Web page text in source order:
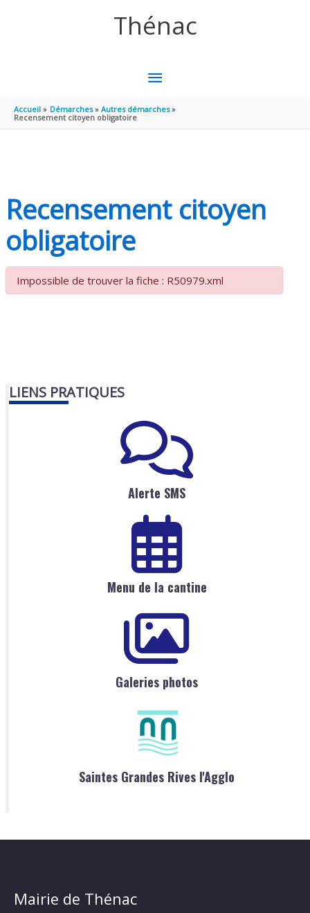
Thénac
MENU
PRINCIPAL
Accueil Démarches
Autres démarches
Recensement citoyen obligatoire
Recensement citoyen
obligatoire
Impossible de trouver la fiche : R50979.xml
LIENS PRATIQUES
Alerte SMS
Menu de la cantine
Galeries photos
Saintes Grandes Rives l'Agglo
Mairie de Thénac